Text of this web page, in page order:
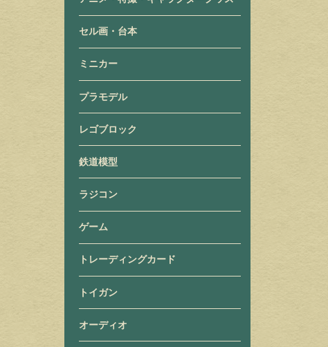
セル画・台本
ミニカー
プラモデル
レゴブロック
鉄道模型
ラジコン
ゲーム
トレーディングカード
トイガン
オーディオ